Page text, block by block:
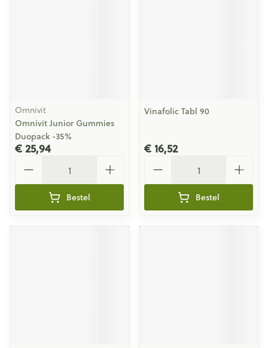
Omnivit
Omnivit Junior Gummies
Duopack -35%
€ 25,94
Bestel
Vinafolic Tabl 90
€ 16,52
Bestel